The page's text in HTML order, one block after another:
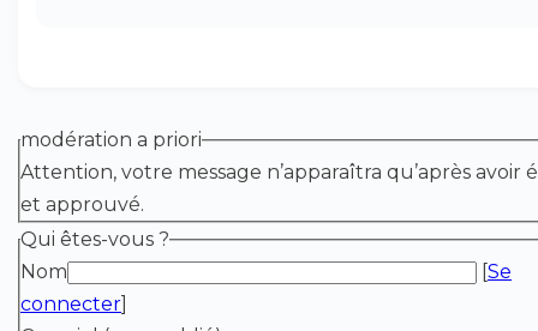
modération a priori
Attention, votre message n’apparaîtra qu’après avoir
et approuvé.
Qui êtes-vous ?
Nom
[Se
connecter]